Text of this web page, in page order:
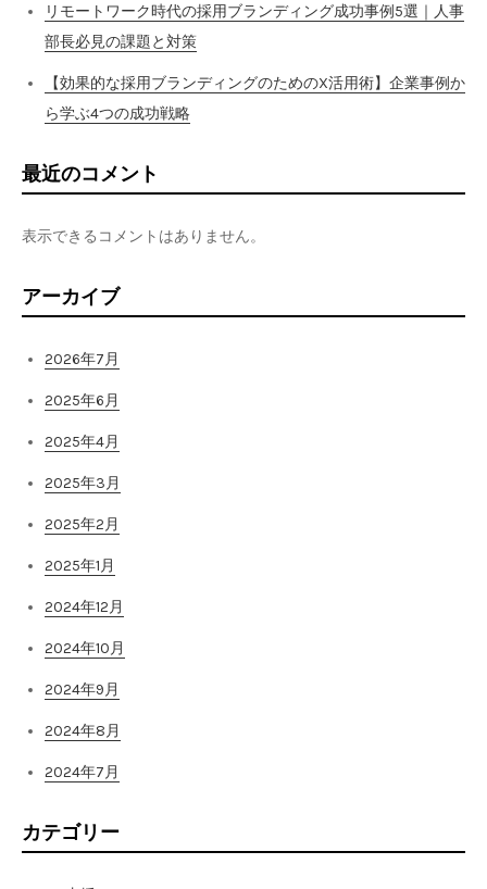
リモートワーク時代の採用ブランディング成功事例5選｜人事
部長必見の課題と対策
【効果的な採用ブランディングのためのX活用術】企業事例か
ら学ぶ4つの成功戦略
最近のコメント
表示できるコメントはありません。
アーカイブ
2026年7月
2025年6月
2025年4月
2025年3月
2025年2月
2025年1月
2024年12月
2024年10月
2024年9月
2024年8月
2024年7月
カテゴリー